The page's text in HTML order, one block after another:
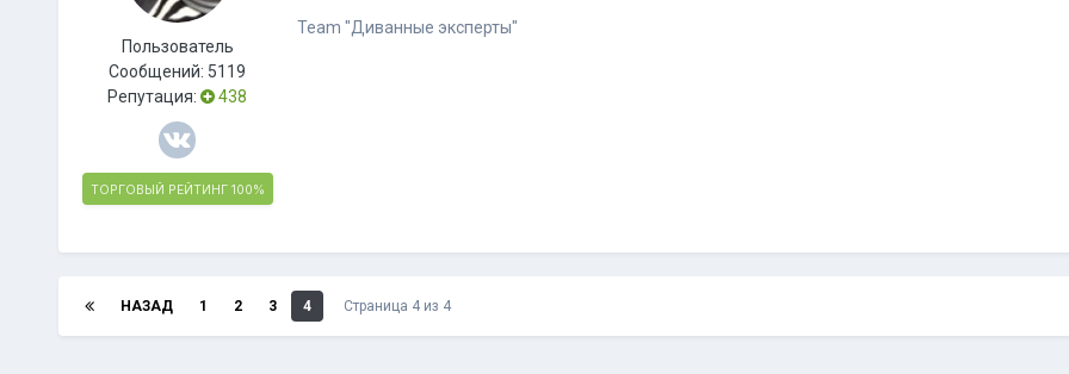
Пользователь
Сообщений: 5119
Репутация:
438
ТОРГОВЫЙ РЕЙТИНГ 100%
Team "Диванные эксперты"
НАЗАД 1 2 3 4 Страница 4 из 4